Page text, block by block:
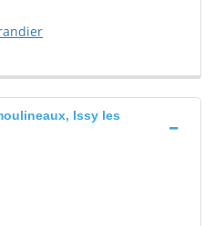
Issy les